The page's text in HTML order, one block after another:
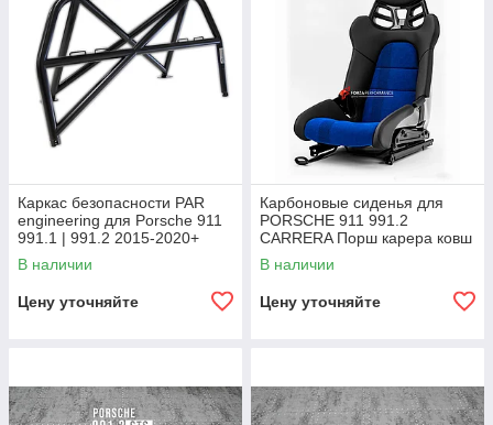
Каркас безопасности PAR
engineering для Porsche 911
991.1 | 991.2 2015-2020+
порш порше roll cage
В наличии
Цену уточняйте
Карбоновые сиденья для
PORSCHE 911 991.2
CARRERA Порш карера ковш
ковши
В наличии
Цену уточняйте